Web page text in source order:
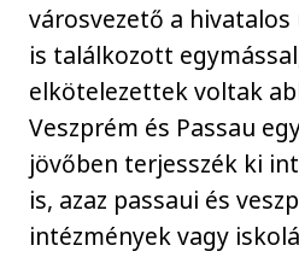
városvezető a
is találkozott
elkötelezettek voltak
Veszprém és Passau
jövőben terjesszék ki
is, azaz passaui és
intézmények vagy